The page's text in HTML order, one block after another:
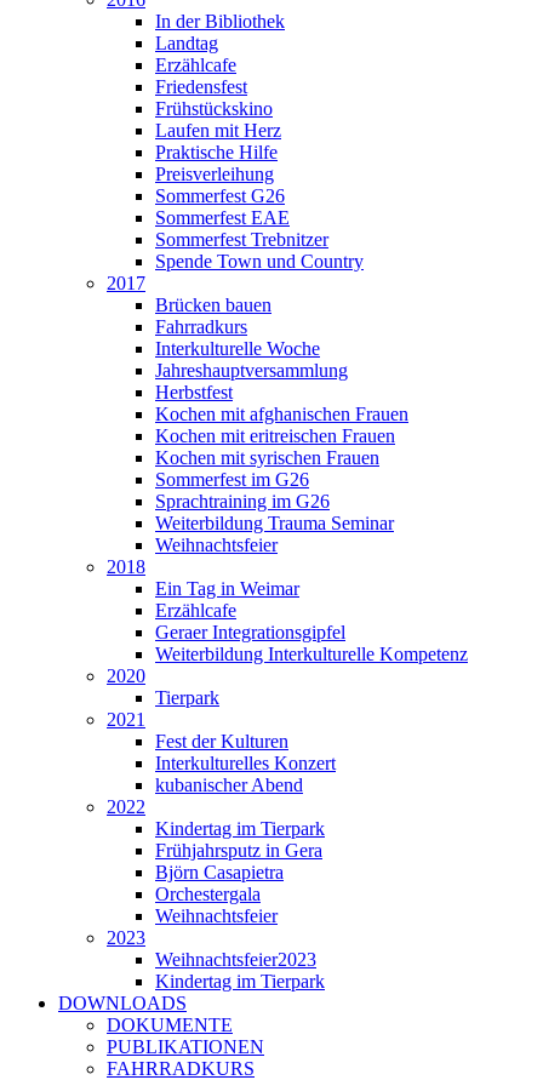
In der Bibliothek
Landtag
Erzählcafe
Friedensfest
Frühstückskino
Laufen mit Herz
Praktische Hilfe
Preisverleihung
Sommerfest G26
Sommerfest EAE
Sommerfest Trebnitzer
Spende Town und Country
2017
Brücken bauen
Fahrradkurs
Interkulturelle Woche
Jahreshauptversammlung
Herbstfest
Kochen mit afghanischen Frauen
Kochen mit eritreischen Frauen
Kochen mit syrischen Frauen
Sommerfest im G26
Sprachtraining im G26
Weiterbildung Trauma Seminar
Weihnachtsfeier
2018
Ein Tag in Weimar
Erzählcafe
Geraer Integrationsgipfel
Weiterbildung Interkulturelle Kompetenz
2020
Tierpark
2021
Fest der Kulturen
Interkulturelles Konzert
kubanischer Abend
2022
Kindertag im Tierpark
Frühjahrsputz in Gera
Björn Casapietra
Orchestergala
Weihnachtsfeier
2023
Weihnachtsfeier2023
Kindertag im Tierpark
DOWNLOADS
DOKUMENTE
PUBLIKATIONEN
FAHRRADKURS